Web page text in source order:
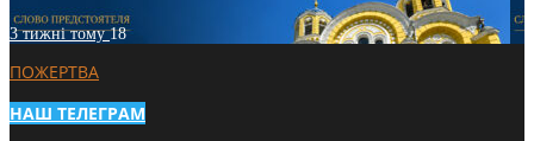
3 тижні тому18
ПОЖЕРТВА
НАШ ТЕЛЕГРАМ